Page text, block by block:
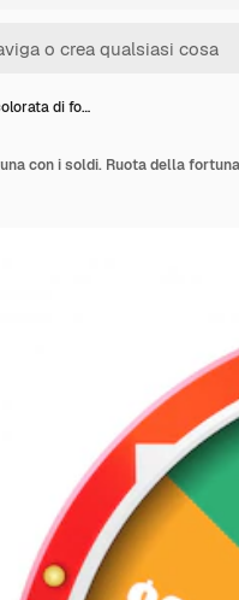
di fo…
con i soldi. Ruota della